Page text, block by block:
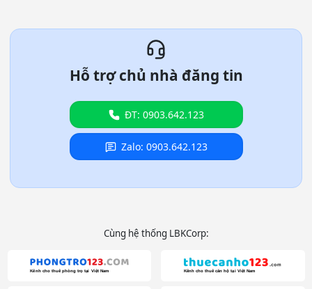
Hỗ trợ chủ nhà đăng tin
ĐT: 0903.642.123
Zalo: 0903.642.123
Cùng hệ thống LBKCorp: